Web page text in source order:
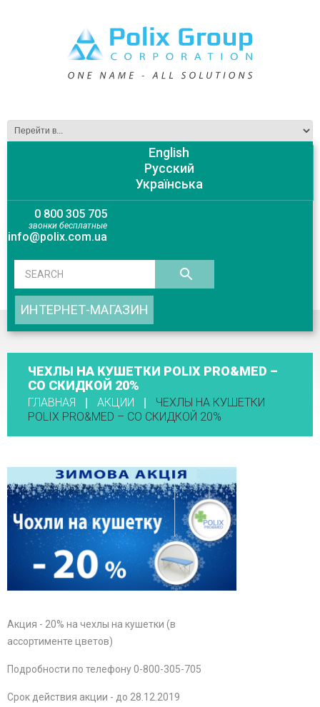
English
Русский
Українська
0 800 305 705
звонки бесплатные
info@polix.com.ua
ИНТЕРНЕТ-МАГАЗИН
ЧЕХЛЫ НА КУШЕТКИ POLIX PRO&MED –
СО СКИДКОЙ 20%
ГЛАВНАЯ АКЦИИ
ЧЕХЛЫ НА КУШЕТКИ
POLIX PRO&MED – СО СКИДКОЙ 20%
Акция - 20% на чехлы на кушетки (в
ассортименте цветов)
Подробности по телефону 0-800-305-705
Срок действия акции - до 28.12.2019